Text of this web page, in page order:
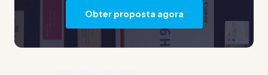
Obter proposta agora